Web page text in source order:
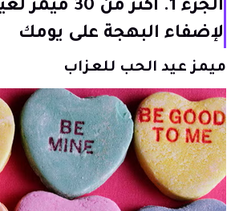
الجزء 1. أكثر من
لإضفاء البهجة على يومك
ميمز عيد الحب للعزاب